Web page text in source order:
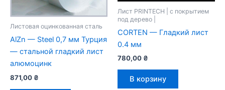
Листовая оцинкованная сталь
AlZn — Steel 0,7 мм Турция
— стальной гладкий лист
алюмоцинк
871,00 ₴
Лист PRINTECH | с покрытием
под дерево |
CORTEN — Гладкий лист
0.4 мм
780,00 ₴
В корзину